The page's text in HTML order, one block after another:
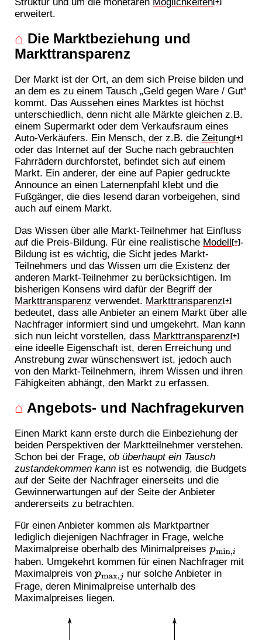
[+]
erweitert.
⌂ Die Marktbeziehung und
Markttransparenz
Der Markt ist der Ort, an dem sich Preise bilden und
an dem es zu einem Tausch „Geld gegen Ware / Gut“
kommt. Das Aussehen eines Marktes ist höchst
unterschiedlich, denn nicht alle Märkte gleichen z.B.
einem Supermarkt oder dem Verkaufsraum eines
Auto-Verkäufers. Ein Mensch, der z.B. dieZeitung[+]
oder das Internet auf der Suche nach gebrauchten
Fahrrädern durchforstet, befindet sich auf einem
Markt. Ein anderer, der eine auf Papier gedruckte
Announce an einen Laternenpfahl klebt und die
Fußgänger, die dies lesend daran vorbeigehen, sind
auch auf einem Markt.
Das Wissen über alle Markt-Teilnehmer hat Einfluss
auf die Preis-Bildung. Für eine realistische Modell[+]-
Bildung ist es wichtig, die Sicht jedes Markt-
Teilnehmers und das Wissen um die Existenz der
anderen Markt-Teilnehmer zu berücksichtigen. Im
bisherigen Konsens wird dafür der Begriff der
Markttransparenz verwendet. Markttransparenz[+]
bedeutet, dass alle Anbieter an einem Markt über alle
Nachfrager informiert sind und umgekehrt. Man kann
sich nun leicht vorstellen, dass Markttransparenz[+]
eine ideelle Eigenschaft ist, deren Erreichung und
Anstrebung zwar wünschenswert ist, jedoch auch
von den Markt-Teilnehmern, ihrem Wissen und ihren
Fähigkeiten abhängt, den Markt zu erfassen.
⌂ Angebots- und Nachfragekurven
Einen Markt kann erste durch die Einbeziehung der
beiden Perspektiven der Marktteilnehmer verstehen.
Schon bei der Frage,ob überhaupt ein Tausch
zustandekommen kann ist es notwendig, die Budgets
auf der Seite der Nachfrager einerseits und die
Gewinnerwartungen auf der Seite der Anbieter
andererseits zu betrachten.
Für einen Anbieter kommen als Marktpartner
lediglich diejenigen Nachfrager in Frage, welche
Maximalpreise oberhalb des Minimalpreisespmin
haben. Umgekehrt kommen für einen Nachfrager mit
Maximalpreis von pmax,jnur solche Anbieter in
Frage, deren Minimalpreise unterhalb des
Maximalpreises liegen.